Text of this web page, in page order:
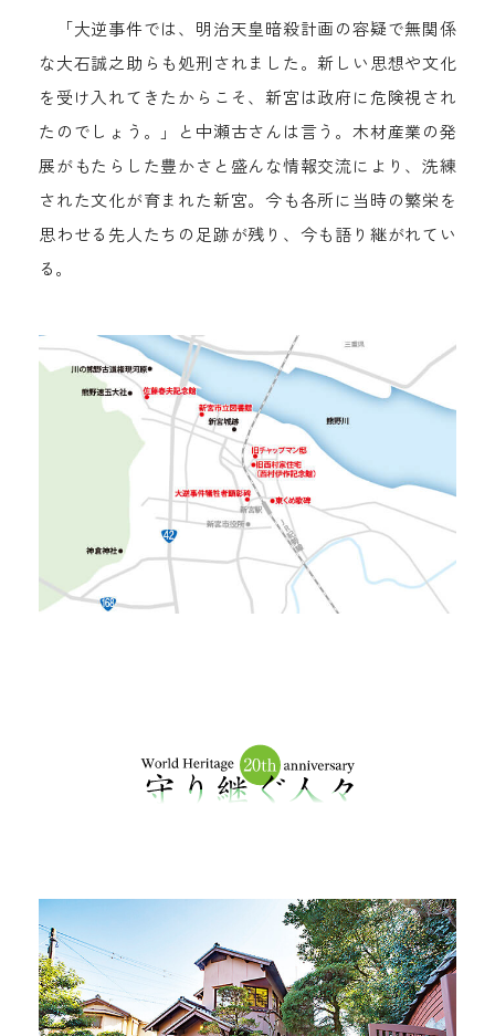
「大逆事件では、明治天皇暗殺計画の容疑で無関係
な大石誠之助らも処刑されました。新しい思想や文化
を受け入れてきたからこそ、新宮は政府に危険視され
たのでしょう。」と中瀬古さんは言う。木材産業の発
展がもたらした豊かさと盛んな情報交流により、洗練
された文化が育まれた新宮。今も各所に当時の繁栄を
思わせる先人たちの足跡が残り、今も語り継がれてい
る。